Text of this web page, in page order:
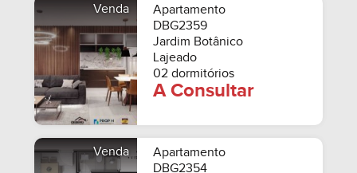
Venda
Apartamento
DBG2359
Jardim Botânico
Lajeado
02 dormitórios
A Consultar
Venda
Apartamento
DBG2354